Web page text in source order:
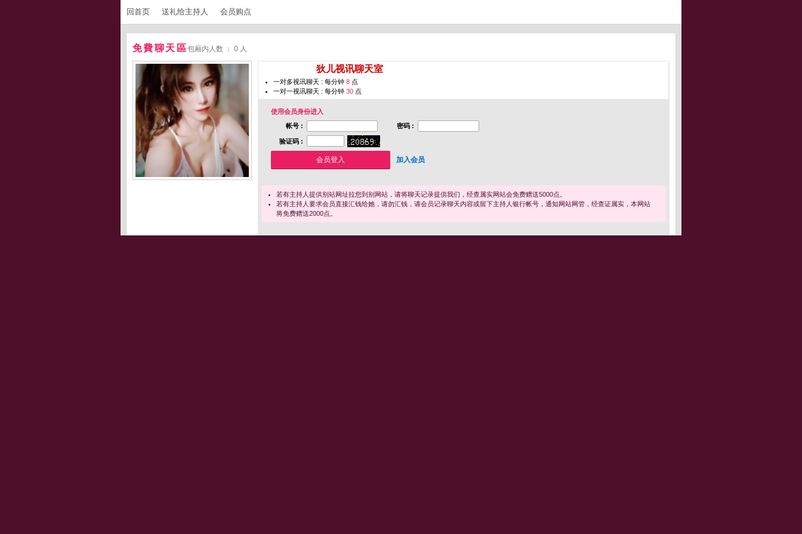
回首页 送礼给主持人 会员购点
免費聊天區包厢内人数 ： 0 人
狄儿视讯聊天室
一对多视讯聊天 : 每分钟 8 点
一对一视讯聊天 : 每分钟 30 点
使用会员身份进入
帐号 :
密码 :
验证码 :
加入会员
若有主持人提供别站网址拉您到别网站，请将聊天记录提供我们，经查属实网站会免费赠送5000点。
若有主持人要求会员直接汇钱给她，请勿汇钱，请会员记录聊天内容或留下主持人银行帐号，通知网站网管，经查证属实，本网站
将免费赠送2000点。